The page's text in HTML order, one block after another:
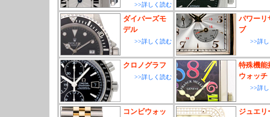
>>詳しく読む
ダイバーズモ
デル
>>詳しく読む
パワーリ
ブ
>>詳
クロノグラフ
>>詳しく読む
特殊機能
ウォッチ
>>詳
コンビウォッ
ジュエリ